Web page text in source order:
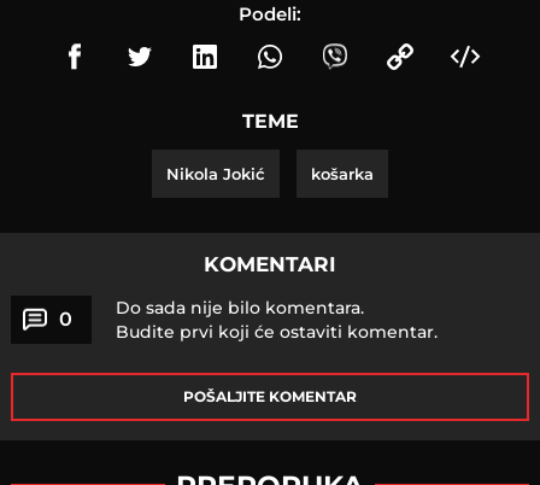
Podeli:
TEME
Nikola Jokić košarka
KOMENTARI
0
Do sada nije bilo komentara.
Budite prvi koji će ostaviti komentar.
POŠALJITE KOMENTAR